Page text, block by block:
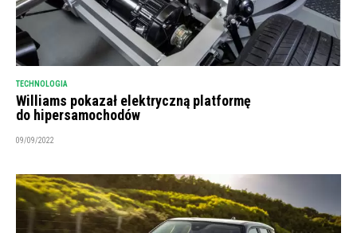
TECHNOLOGIA
Williams pokazał elektryczną platformę
do hipersamochodów
09/09/2022